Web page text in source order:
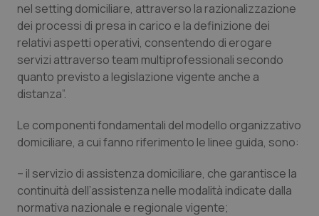
Liguria
Lombardia
Marche
Molise
Provincia Autonoma di Bolzano
Disturbi dell’umore
Dolore
Donna & Salute
Epatiti
Infezioni & Febbre
nel setting domiciliare, attraverso la razionalizzazione
dei processi di presa in carico e la definizione dei
relativi aspetti operativi, consentendo di erogare
servizi attraverso team multiprofessionali secondo
quanto previsto a legislazione vigente anche a
distanza”.
Le componenti fondamentali del modello organizzativo
domiciliare, a cui fanno riferimento le linee guida, sono:
– il servizio di assistenza domiciliare, che garantisce la
continuità dell’assistenza nelle modalità indicate dalla
normativa nazionale e regionale vigente;